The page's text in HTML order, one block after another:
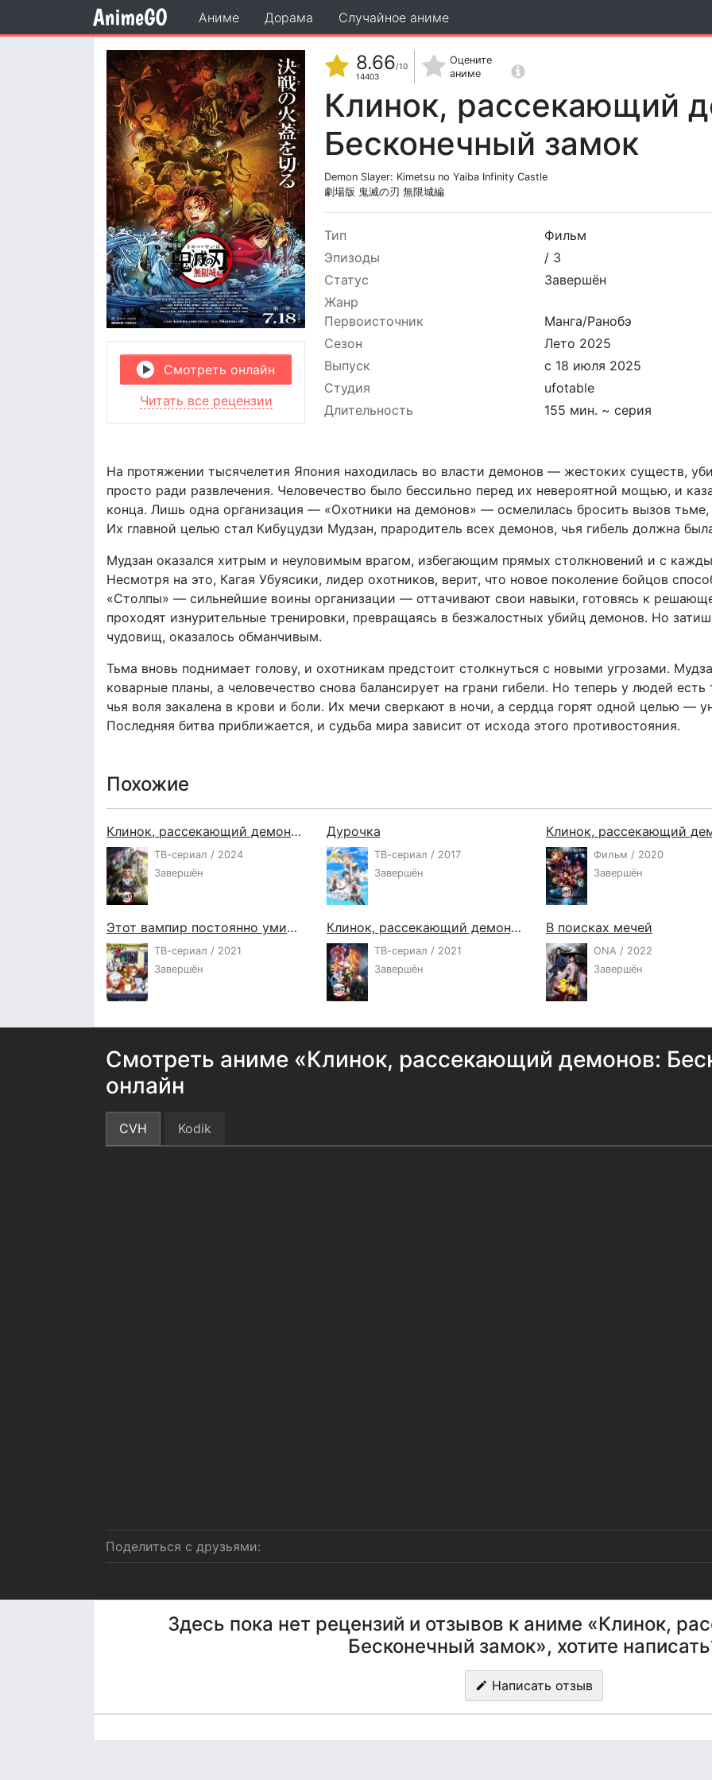
Аниме Дорама Случайное аниме
Смотреть онлайн
Читать все рецензии
8.66/10
14403
Оцените
аниме
Клинок, рассекающий
Бесконечный замок
Demon Slayer: Kimetsu no Yaiba Infinity Castle
劇場版 鬼滅の刃 無限城編
Тип
Фильм
Эпизоды
/ 3
Статус
Завершён
Жанр
Первоисточник
Манга/Ранобэ
Сезон
Лето 2025
Выпуск
с 18 июля 2025
Студия
ufotable
Длительность
155 мин. ~ серия
На протяжении тысячелетия Япония находилась во власти демонов — жестоких существ,
просто ради развлечения. Человечество было бессильно перед их невероятной мощью, и
конца. Лишь одна организация — «Охотники на демонов» — осмелилась бросить вызов
Их главной целью стал Кибуцудзи Мудзан, прародитель всех демонов, чья гибель должна
Мудзан оказался хитрым и неуловимым врагом, избегающим прямых столкновений и с
Несмотря на это, Кагая Убуясики, лидер охотников, верит, что новое поколение бойцов
«Столпы» — сильнейшие воины организации — оттачивают свои навыки, готовясь к
проходят изнурительные тренировки, превращаясь в безжалостных убийц демонов. Но
чудовищ, оказалось обманчивым.
Тьма вновь поднимает голову, и охотникам предстоит столкнуться с новыми угрозами.
коварные планы, а человечество снова балансирует на грани гибели. Но теперь у людей
чья воля закалена в крови и боли. Их мечи сверкают в ночи, а сердца горят одной целью —
Последняя битва приближается, и судьба мира зависит от исхода этого противостояния.
Похожие
Клинок, рассекающий демонов: Тренировка столпов
ТВ-сериал / 2024
Завершён
Дурочка
ТВ-сериал / 2017
Завершён
Фильм / 2020
Завершён
Этот вампир постоянно умирает
ТВ-сериал / 2021
Завершён
Клинок, рассекающий демонов: Бесконечный поезд
ТВ-сериал / 2021
Завершён
В поисках мечей
ONA / 2022
Завершён
Смотреть аниме «Клинок, рассекающий демонов:
онлайн
CVH Kodik
Поделиться с друзьями:
Здесь пока нет рецензий и отзывов к аниме «Клинок,
Бесконечный замок», хотите
Написать отзыв